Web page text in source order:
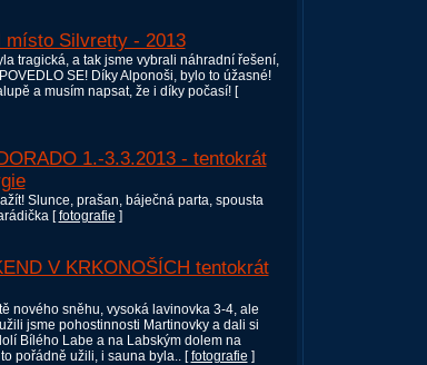
místo Silvretty - 2013
tragická, a tak jsme vybrali náhradní řešení,
SE! Díky Alponoši, bylo to úžasné!
a musím napsat, že i díky počasí! [
1.-3.3.2013 - tentokrát
Slunce, prašan, báječná parta, spousta
[fotografie ]
V KRKONOŠÍCH tentokrát
nového sněhu, vysoká lavinovka 3-4, ale
jsme pohostinnosti Martinovky a dali si
Bílého Labe a na Labským dolem na
pořádně užili, i sauna byla.. [fotografie ]